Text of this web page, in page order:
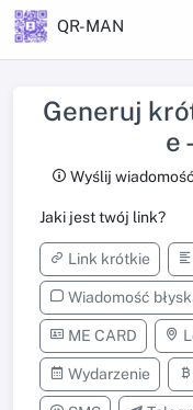
QR-MAN
Generuj
e
Wyślij
Jaki jest twój link?
Link krótkie
Wiadomość
ME CARD
Wydarzenie